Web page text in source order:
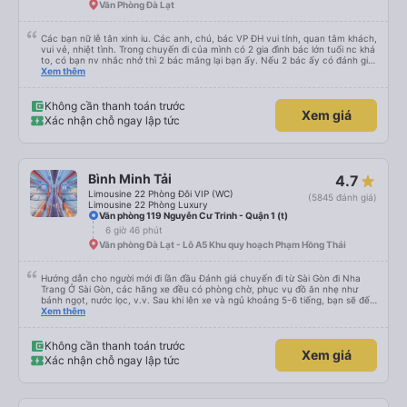
Văn Phòng Đà Lạt
Các bạn nữ lễ tân xinh iu. Các anh, chú, bác VP ĐH vui tính, quan tâm khách,
vui vẻ, nhiệt tình. Trong chuyến đi của mình có 2 gia đình bác lớn tuổi nc khá
to, có bạn nv nhắc nhở thì 2 bác mắng lại bạn ấy. Nếu 2 bác ấy có đánh giá
xấu thì mình ngược lại nha. Bạn ấy nhắc nhở rất đúng. 2 bác nói rất to. To
bạn ấy nha. Nếu bạn ấy bị trừ thì bảo bạn ấy liên hệ sđt của mình, mình hỗ
trợ ạ. Số mình đuôi 666, chuyến ĐH-NT ngày 16/1. À các bạn nữ lễ tân xinh
iu còn đổi cho mình phòng đơn sang đôi xong còn note là (một mình) yêu
Xem thêm
Không cần thanh toán trước
Xác nhận chỗ ngay lập tức
Xem giá
Bình Minh Tải
Limousine 22 Phòng Đôi VIP (WC)
Limousine 22 Phòng Luxury
4.7
(5845 đánh giá)
Văn phòng 119 Nguyễn Cư Trinh - Quận 1 (t)
6 giờ 46 phút
Văn phòng Đà Lạt - Lô A5 Khu quy hoạch Phạm Hồng Thái
Hướng dẫn cho người mới đi lần đầu Đánh giá chuyến đi từ Sài Gòn đi Nha
Trang Ở Sài Gòn, các hãng xe đều có phòng chờ, phục vụ đồ ăn nhẹ như
bánh ngọt, nước lọc, v.v. Sau khi lên xe và ngủ khoảng 5-6 tiếng, bạn sẽ đến
Nha Trang. Ở Nha Trang, các hãng xe có dịch vụ đưa đón miễn phí, tuy
(nên dùng Google Translate và đưa cho họ đọc) để được hỗ trợ tìm xe đưa
đón. Bạn không nên tin những người mặc áo Grab mời bạn đi xe bên ngoài.
Nói về chất lượng xe thì tuyệt vời, xe được làm theo kiểu cabin với thiết kế
Xem thêm
Không cần thanh toán trước
Xác nhận chỗ ngay lập tức
Xem giá